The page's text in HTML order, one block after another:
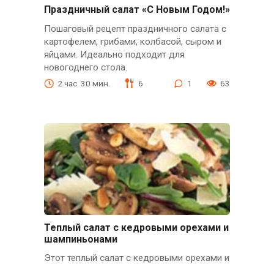
Праздничный салат «С Новым Годом!»
Пошаговый рецепт праздничного салата с
картофелем, грибами, колбасой, сыром и
яйцами. Идеально подходит для
новогоднего стола.
2 час. 30 мин. 6 1 63
Теплый салат с кедровыми орехами и
шампиньонами
Этот теплый салат с кедровыми орехами и